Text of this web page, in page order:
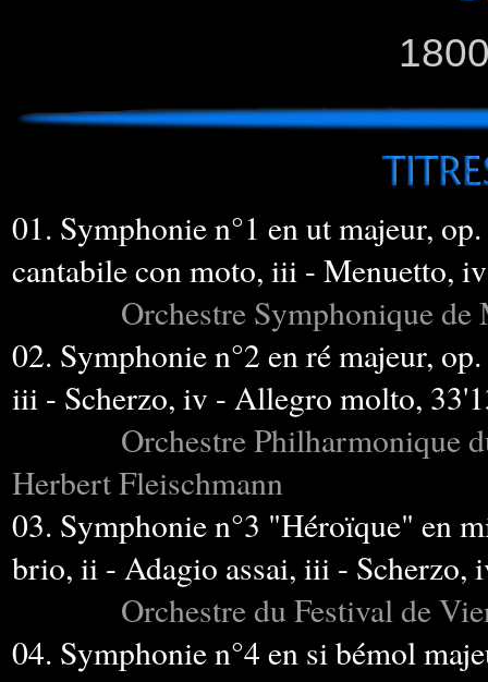
01. Symphonie n°1 en ut majeur,
cantabile con moto, iii - Menuetto,
Orchestre Symphonique de
02. Symphonie n°2 en ré majeur,
iii - Scherzo, iv - Allegro molto,
Orchestre Philharmonique du
Herbert Fleischmann
03. Symphonie n°3 "Héroïque" en
brio, ii - Adagio assai, iii - Scherzo,
Orchestre du Festival de
04. Symphonie n°4 en si bémol